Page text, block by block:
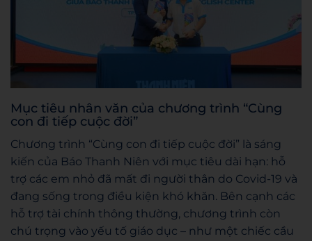
Mục tiêu nhân văn của chương trình “Cùng
con đi tiếp cuộc đời”
Chương trình “Cùng con đi tiếp cuộc đời” là sáng
kiến của Báo Thanh Niên với mục tiêu dài hạn: hỗ
trợ các em nhỏ đã mất đi người thân do Covid-19 và
đang sống trong điều kiện khó khăn. Bên cạnh các
hỗ trợ tài chính thông thường, chương trình còn
chú trọng vào yếu tố giáo dục – như một chiếc cầu